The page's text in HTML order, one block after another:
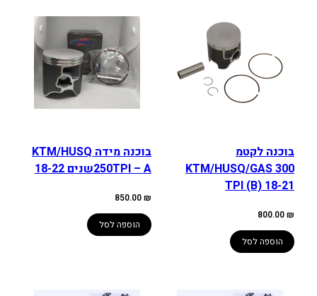
בוכנה לקטמ
KTM/HUSQ/GAS 300
TPI (B) 18-21
800.00₪
הוספה לסל
בוכנה מידה KTM/HUSQ
250TPI – Aשנים 18-22
850.00₪
הוספה לסל